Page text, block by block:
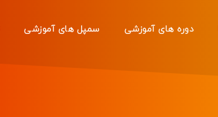
دوره های آموزشی سمپل های آموزشی